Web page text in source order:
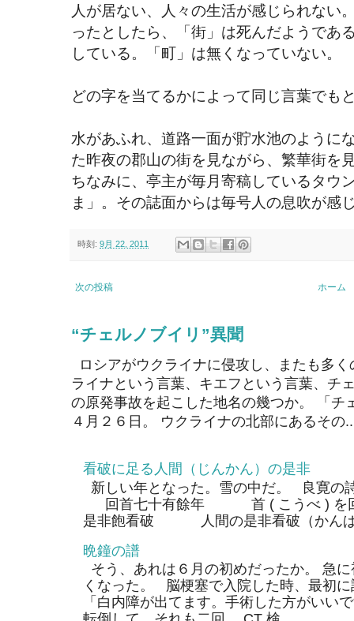
人が居ない、人々の生活が感じられない
ったとしたら、「街」は死んだようであ
している。「町」は無くなっていない。
どの字を当てるかによって同じ言葉でも
水があふれ、道路一面が貯水池のように
た昨夜の郡山の街を見ながら、繁華街を
ちなみに、亭主が毎月寄稿しているタウ
ま」。その誌面からは毎号人の息吹が感
時刻: 9月 22, 2011
次の投稿 ホーム
“チェルノブイリ”異聞
ロシアがウクライナに侵攻し、またも多
ライナという言葉、キエフという言葉、チ
の原発事故を起こした地名の幾つか。 「チ
４月２６日。 ウクライナの北部にあるその
看破に足る人間（じんかん）の是非
新しい年となった。雪の中だ。 良寛の
回首七十有餘年 首 ( こうべ ) を回
是非飽看破 人間の是非看破（かん
晩鐘の譜
そう、あれは６月の初めだったか。 急
くなった。 脳梗塞で入院した時、最初
「白内障が出てます。手術した方がい